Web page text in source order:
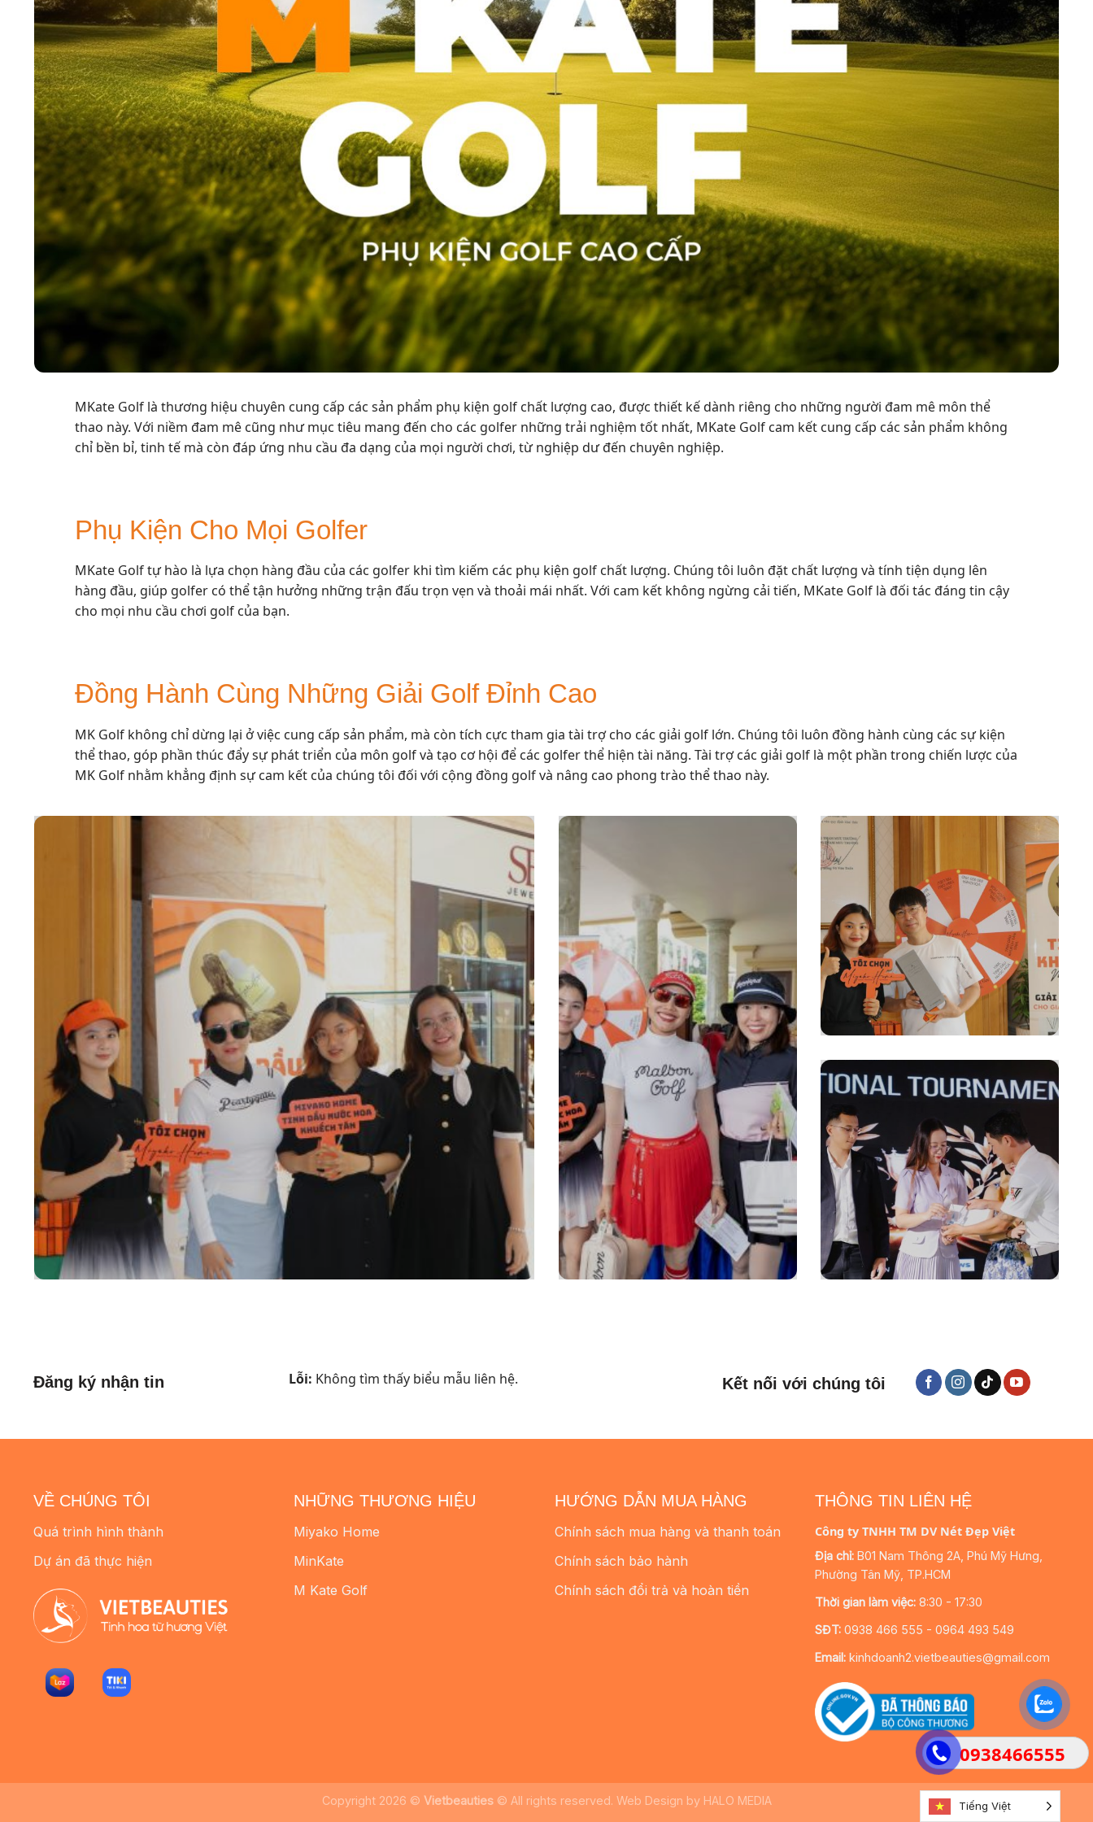
0938466555
MKate Golf là thương hiệu chuyên cung cấp các sản phẩm phụ kiện golf chất lượng cao, được thiết kế dành riêng cho những người đam mê môn thể
thao này. Với niềm đam mê cũng như mục tiêu mang đến cho các golfer những trải nghiệm tốt nhất, MKate Golf cam kết cung cấp các sản phẩm không
chỉ bền bỉ, tinh tế mà còn đáp ứng nhu cầu đa dạng của mọi người chơi, từ nghiệp dư đến chuyên nghiệp.
Phụ Kiện Cho Mọi Golfer
MKate Golf tự hào là lựa chọn hàng đầu của các golfer khi tìm kiếm các phụ kiện golf chất lượng. Chúng tôi luôn đặt chất lượng và tính tiện dụng lên
hàng đầu, giúp golfer có thể tận hưởng những trận đấu trọn vẹn và thoải mái nhất. Với cam kết không ngừng cải tiến, MKate Golf là đối tác đáng tin cậy
cho mọi nhu cầu chơi golf của bạn.
Đồng Hành Cùng Những Giải Golf Đỉnh Cao
MK Golf không chỉ dừng lại ở việc cung cấp sản phẩm, mà còn tích cực tham gia tài trợ cho các giải golf lớn. Chúng tôi luôn đồng hành cùng các sự kiện
thể thao, góp phần thúc đẩy sự phát triển của môn golf và tạo cơ hội để các golfer thể hiện tài năng. Tài trợ các giải golf là một phần trong chiến lược của
MK Golf nhằm khẳng định sự cam kết của chúng tôi đối với cộng đồng golf và nâng cao phong trào thể thao này.
Đăng ký nhận tin Lỗi: Không tìm thấy biểu mẫu liên hệ. Kết nối với chúng tôi
VỀ CHÚNG TÔI
Quá trình hình thành
Dự án đã thực hiện
NHỮNG THƯƠNG HIỆU
Miyako Home
MinKate
M Kate Golf
HƯỚNG DẪN MUA HÀNG
Chính sách mua hàng và thanh toán
Chính sách bảo hành
Chính sách đổi trả và hoàn tiền
THÔNG TIN LIÊN HỆ
Công ty TNHH TM DV Nét Đẹp Việt
Địa chỉ:B01 Nam Thông 2A, Phú Mỹ Hưng,
Phường Tân Mỹ, TP.HCM
Thời gian làm việc: 8:30 - 17:30
SĐT: 0938 466 555 - 0964 493 549
Email: kinhdoanh2.vietbeauties@gmail.com
Copyright 2026 © Vietbeauties© All rights reserved. Web Design by HALO MEDIA Tiếng Việt